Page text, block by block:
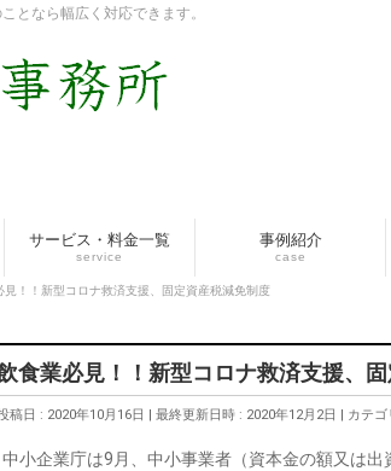
となら幅広く対応できます。
サービス・料金一覧
service
事例紹介
case
見！！新型コロナ救済支援、固定資産税減免制度
食業必見！！新型コロナ救済支援、
稿日 : 2020年10月16日 最終更新日時 : 2020年12月2日 カテゴ
中小企業庁は9月、中小事業者（資本金の額又は